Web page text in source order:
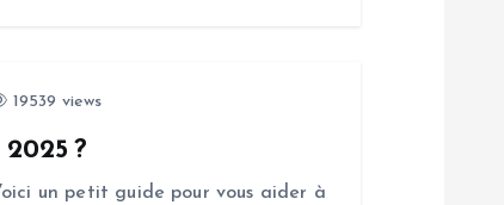
19539 views
?
un petit guide pour vous aider à